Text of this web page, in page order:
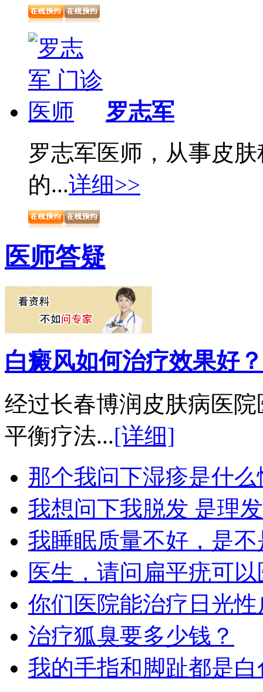
罗志军
罗志军医师，从事皮
的...详细>>
医师答疑
白癜风如何治疗效果好？
经过长春博润皮肤病医
平衡疗法...[详细]
那个我问下湿疹是什
我想问下我脱发 是理
我睡眠质量不好，是
医生，请问扁平疣可
你们医院能治疗日光
治疗狐臭要多少钱？
我的手指和脚趾都是